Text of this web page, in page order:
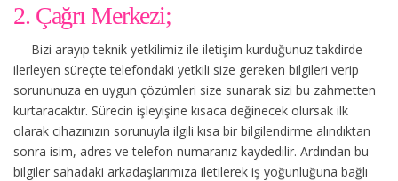
2. Çağrı Merkezi;
Bizi arayıp teknik yetkilimiz ile iletişim kurduğunuz takdirde
ilerleyen süreçte telefondaki yetkili size gereken bilgileri verip
sorununuza en uygun çözümleri size sunarak sizi bu zahmetten
kurtaracaktır. Sürecin işleyişine kısaca değinecek olursak ilk
olarak cihazınızın sorunuyla ilgili kısa bir bilgilendirme alındıktan
sonra isim, adres ve telefon numaranız kaydedilir. Ardından bu
bilgiler sahadaki arkadaşlarımıza iletilerek iş yoğunluğuna bağlı